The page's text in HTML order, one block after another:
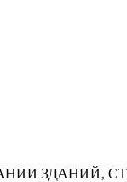
ЗДАНИЙ,